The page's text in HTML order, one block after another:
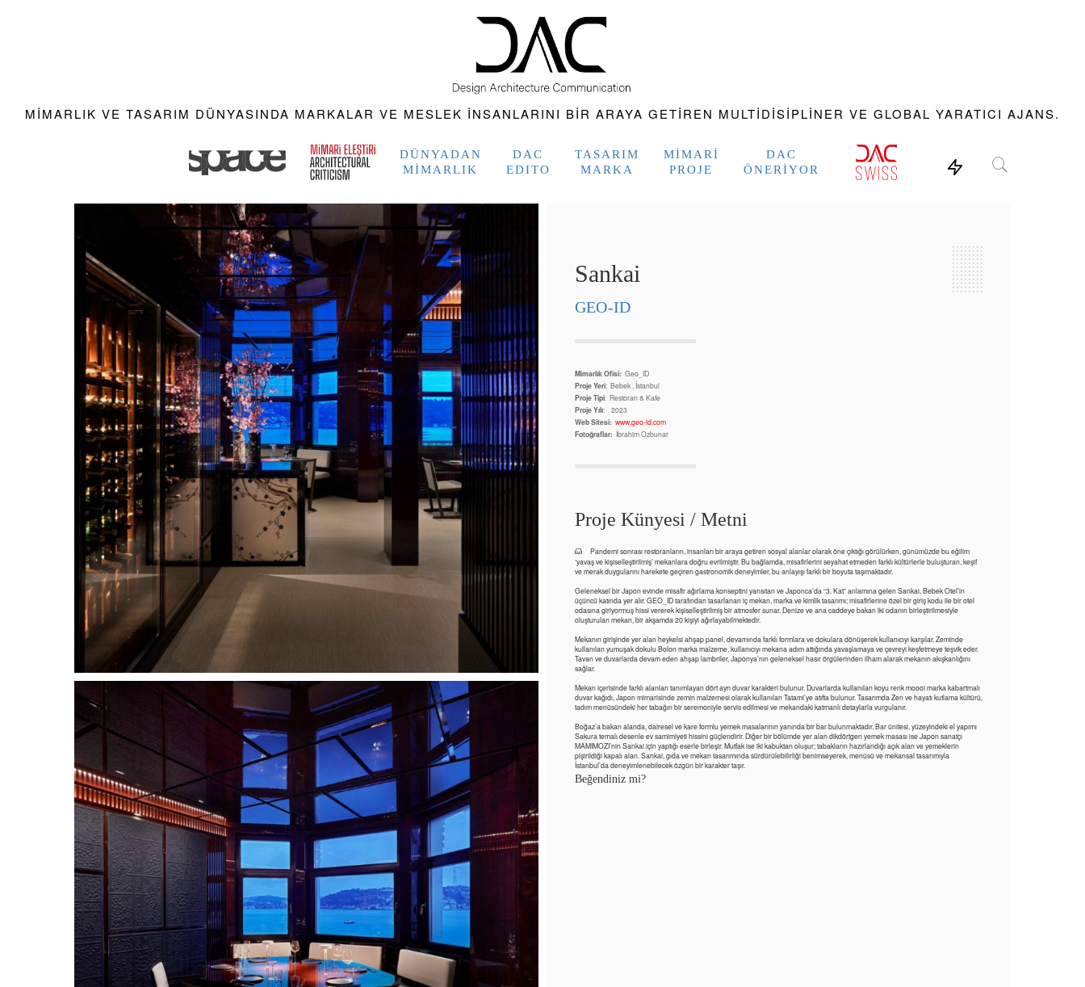
MIMARLIK VE TASARIM DÜNYASINDA MARKALAR VE MESLEK INSANLARINI BIR ARAYA GETIREN MULTIDISIPLINER VE GLOBAL YARATICI AJANS.
DÜNYADAN
MIMARLIK
DAC
EDITO
TASARIM
MARKA
MIMARI
PROJE
DAC
ÖNERIYOR
Sankai
GEO-ID
Mimarlık Ofisi: Geo_ID
Proje Yeri: Bebek , İstanbul
Proje Tipi: Restoran & Kafe
Proje Yılı: 2023
Web Sitesi: www.geo-id.com
Fotoğraflar: İbrahim Ozbunar
Proje Künyesi / Metni
Pandemi sonrası restoranların, insanları bir araya getiren sosyal alanlar olarak öne çıktığı görülürken, günümüzde bu eğilim
‘yavaş ve kişiselleştirilmiş’ mekanlara doğru evrilmiştir. Bu bağlamda, misafirlerini seyahat etmeden farklı kültürlerle buluşturan, keşif
ve merak duygularını harekete geçiren gastronomik deneyimler, bu anlayışı farklı bir boyuta taşımaktadır.
Geleneksel bir Japon evinde misafir ağırlama konseptini yansıtan ve Japonca’da “3. Kat” anlamına gelen Sankai, Bebek Otel’in
üçüncü katında yer alır. GEO_ID tarafından tasarlanan iç mekan, marka ve kimlik tasarımı; misafirlerine özel bir giriş kodu ile bir otel
odasına giriyormuş hissi vererek kişiselleştirilmiş bir atmosfer sunar. Denize ve ana caddeye bakan iki odanın birleştirilmesiyle
oluşturulan mekan, bir akşamda 20 kişiyi ağırlayabilmektedir.
Mekanın girişinde yer alan heykelsi ahşap panel, devamında farklı formlara ve dokulara dönüşerek kullanıcıyı karşılar. Zeminde
kullanılan yumuşak dokulu Bolon marka malzeme, kullanıcıyı mekana adım attığında yavaşlamaya ve çevreyi keşfetmeye teşvik eder.
Tavan ve duvarlarda devam eden ahşap lambriler, Japonya’nın geleneksel hasır örgülerinden ilham alarak mekanın akışkanlığını
sağlar.
Mekan içerisinde farklı alanları tanımlayan dört ayrı duvar karakteri bulunur. Duvarlarda kullanılan koyu renk moooi marka kabartmalı
duvar kağıdı, Japon mimarisinde zemin malzemesi olarak kullanılan Tatami’ye atıfta bulunur. Tasarımda Zen ve hayatı kutlama kültürü,
tadım menüsündeki her tabağın bir seremoniyle servis edilmesi ve mekandaki katmanlı detaylarla vurgulanır.
Boğaz’a bakan alanda, dairesel ve kare formlu yemek masalarının yanında bir bar bulunmaktadır. Bar ünitesi, yüzeyindeki el yapımı
Sakura temalı desenle ev samimiyeti hissini güçlendirir. Diğer bir bölümde yer alan dikdörtgen yemek masası ise Japon sanatçı
MAMIMOZI’nin Sankai için yaptığı eserle birleşir. Mutfak ise iki kabuktan oluşur; tabakların hazırlandığı açık alan ve yemeklerin
pişirildiği kapalı alan. Sankai, gıda ve mekan tasarımında sürdürülebilirliği benimseyerek, menüsü ve mekansal tasarımıyla
İstanbul’da deneyimlenebilecek özgün bir karakter taşır.
Beğendiniz mi?